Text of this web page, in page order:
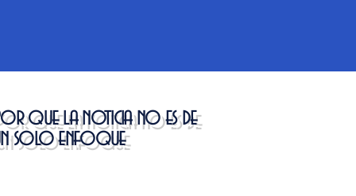
que la noticia no es de
solo enfoque